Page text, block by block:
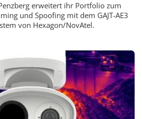
erweitert ihr Portfolio zum
und Spoofing mit dem GAJT-AE3
von Hexagon/NovAtel.